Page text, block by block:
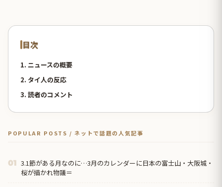
目次
1. ニュースの概要
2. タイ人の反応
3. 読者のコメント
POPULAR POSTS / ネットで話題の人気記事
01 3.1節がある月なのに…3月のカレンダーに日本の富士山・大阪城・
桜が描かれ物議＝